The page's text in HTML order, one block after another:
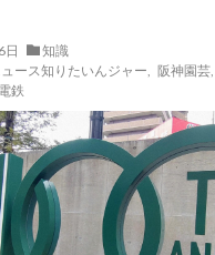
日
知識
ュース知りたいんジャー 阪神園芸,
鉄